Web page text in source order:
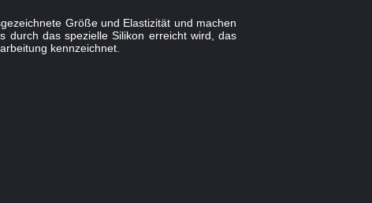
Größe und Elastizität und machen
durch das spezielle Silikon erreicht wird, das
kennzeichnet.